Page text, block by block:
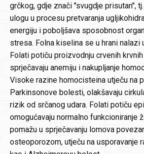
grčkog, gdje znači ''svugdje prisutan'',
ulogu u procesu pretvaranja
energiju i poboljšava sposobnost
stresa. Folna kiselina se u hrani nalazi
Folati potiču proizvodnju crvenih
sprječavaju anemiju i nakupljanje
Visoke razine homocisteina utječu na
Parkinsonove bolesti, olakšavaju
rizik od srčanog udara. Folati potiču
omogućavaju normalno funkcioniranje
pomažu u sprječavanju lomova
osteoporozom, utječu na usporavanje